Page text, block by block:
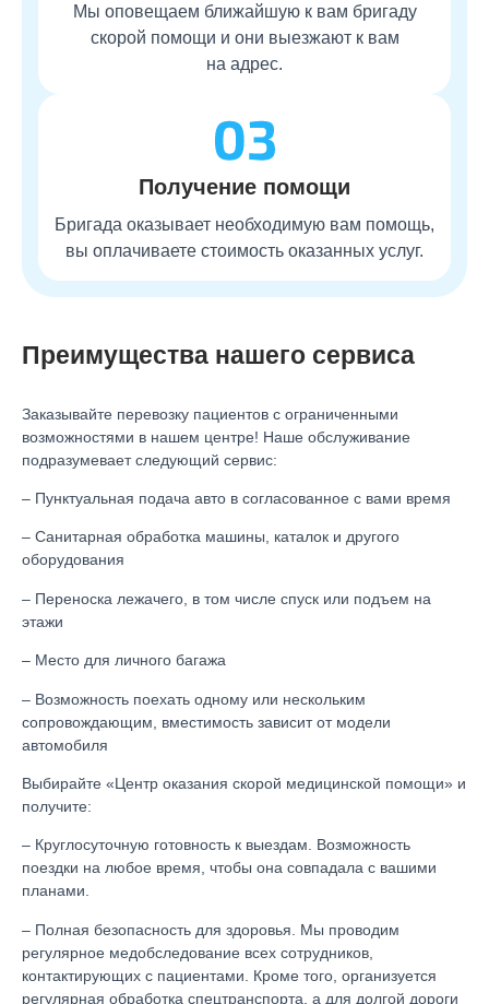
Мы оповещаем ближайшую к вам бригаду
скорой помощи и они выезжают к вам
на адрес.
Получение помощи
Бригада оказывает необходимую вам помощь,
вы оплачиваете стоимость оказанных услуг.
Преимущества нашего сервиса
Заказывайте перевозку пациентов с ограниченными
возможностями в нашем центре! Наше обслуживание
подразумевает следующий сервис:
– Пунктуальная подача авто в согласованное с вами время
– Санитарная обработка машины, каталок и другого
оборудования
– Переноска лежачего, в том числе спуск или подъем на
этажи
– Место для личного багажа
– Возможность поехать одному или нескольким
сопровождающим, вместимость зависит от модели
автомобиля
Выбирайте «Центр оказания скорой медицинской помощи» и
получите:
– Круглосуточную готовность к выездам. Возможность
поездки на любое время, чтобы она совпадала с вашими
планами.
– Полная безопасность для здоровья. Мы проводим
регулярное медобследование всех сотрудников,
контактирующих с пациентами. Кроме того, организуется
регулярная обработка спецтранспорта, а для долгой дороги